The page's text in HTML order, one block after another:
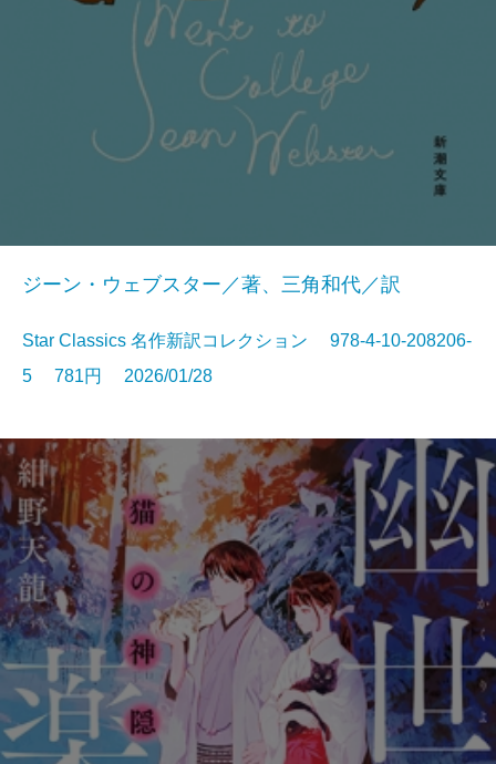
ジーン・ウェブスター／著、三角和代／訳
Star Classics 名作新訳コレクション 978-4-10-208206-
5 781円 2026/01/28